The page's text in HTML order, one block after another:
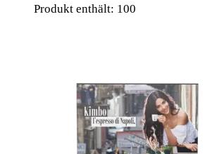
Produkt enthält: 100